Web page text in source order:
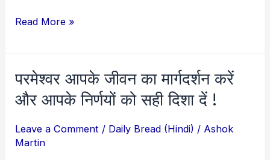
Read More »
परमेश्वर आपके जीवन का मार्गदर्शन करें
और आपके निर्णयों को सही दिशा दें !
Leave a Comment / Daily Bread (Hindi) / Ashok
Martin
परमेश्वर
आपके
का
मार्गदर्शन